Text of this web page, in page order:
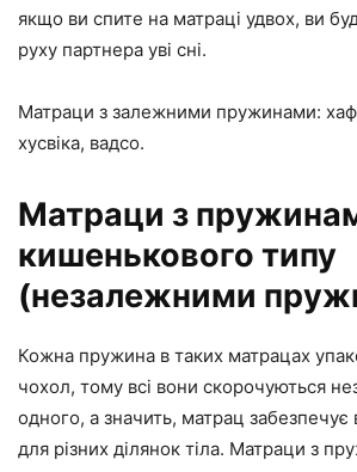
якщо ви спите на матраці удвох, ви
руху партнера уві сні.
Матраци з залежними пружинами:
хусвіка, вадсо.
Матраци з
кишенькового типу
(незалежними
Кожна пружина в таких матрацах
чохол, тому всі вони скорочуються
одного, а значить, матрац
для різних ділянок тіла. Матраци з